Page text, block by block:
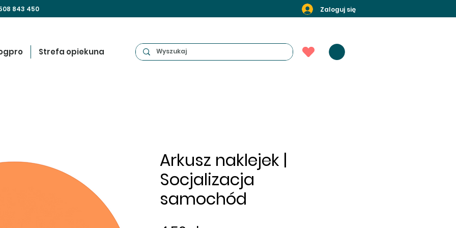
843 450 Zaloguj się
Strefa opiekuna
Arkusz naklejek |
Socjalizacja
samochód